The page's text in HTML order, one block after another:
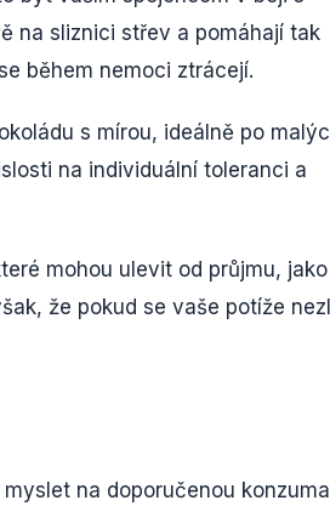
na sliznici střev a pomáhají tak
během nemoci ztrácejí.
s mírou, ideálně po
na individuální toleranci a
mohou ulevit od průjmu,
že pokud se vaše potíže
na doporučenou